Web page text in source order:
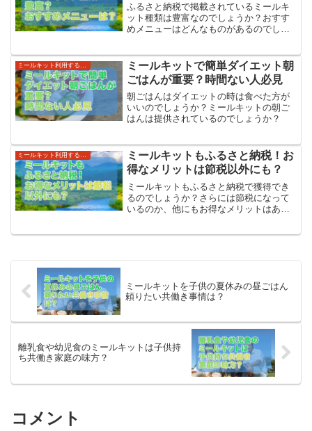
ふるさと納税で掲載されているミールキ
ット種類は豊富なのでしょうか？おすす
めメニューはどんなものがあるのでしょ
ミールキットで簡単ダイエット朝
ごはんが重要？時間ない人必見
朝ごはんはダイエットの時は食べた方が
いいのでしょうか？ミールキットの朝ご
はんは提供されているのでしょうか？
ミールキット利用する世帯・利便性
ミールキットもふるさと納税！お
得なメリットは節税以外にも？
ミールキットもふるさと納税で獲得でき
るのでしょうか？さらには節税になって
いるのか、他にもお得なメリットはある
ミールキットを子供の夏休みの昼ごはん
頼りたい共働き事情は？
離乳食や幼児食のミールキットは子供持
ち共働き家庭の味方？
コメント